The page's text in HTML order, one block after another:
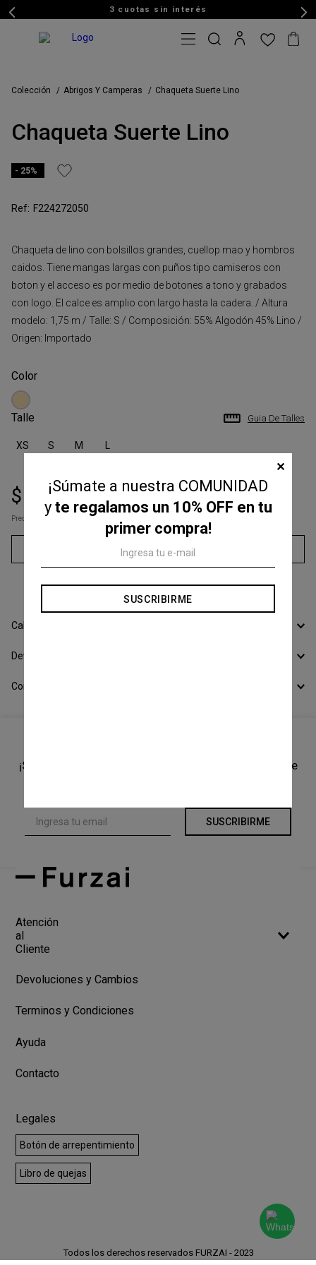
3 cuotas sin interés
Colección Abrigos Y Camperas Chaqueta Suerte Lino
Chaqueta Suerte Lino
25%
F224272050
Chaqueta de lino con bolsillos grandes, cuellop mao y hombros
caidos. Tiene mangas largas con puños tipo camiseros con
boton y el acceso es por medio de botones a tono y grabados
con logo. El calce es amplio con largo hasta la cadera. / Altura
modelo: 1,75 m / Talle: S / Composición: 55% Algodón 45% Lino /
Origen: Importado
Talle
XS S M
Guia De Talles
$ 186.700 $ 249.000
Precio s/Imp.Nac $ 154.297,52
Agregar al carrito
Calcular Envío
Devoluciones
Conocer todos los Medios de Pago
¡Suscríbete a nuestro newsletter y recibí un cupón de
SUSCRIBIRME
Atención
al
Cliente
Devoluciones y Cambios
Terminos y Condiciones
Ayuda
Contacto
Legales
Botón de arrepentimiento
Libro de quejas
Todos los derechos reservados FURZAI - 2023
¡Súmate a nuestra COMUNIDAD
y te regalamos un 10% OFF en tu
primer compra!
SUSCRIBIRME
✕